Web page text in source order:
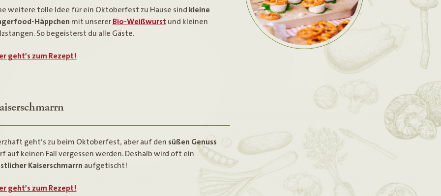
weitere tolle Idee für ein Oktoberfest zu Hause sind kleine
Häppchen mit unserer Bio-Weißwurst und kleinen
So begeisterst du alle Gäste.
geht’s zum Rezept!
geht’s zu beim Oktoberfest, aber auf den süßen Genuss
auf keinen Fall vergessen werden. Deshalb wird oft ein
Kaiserschmarrn aufgetischt!
geht’s zum Rezept!